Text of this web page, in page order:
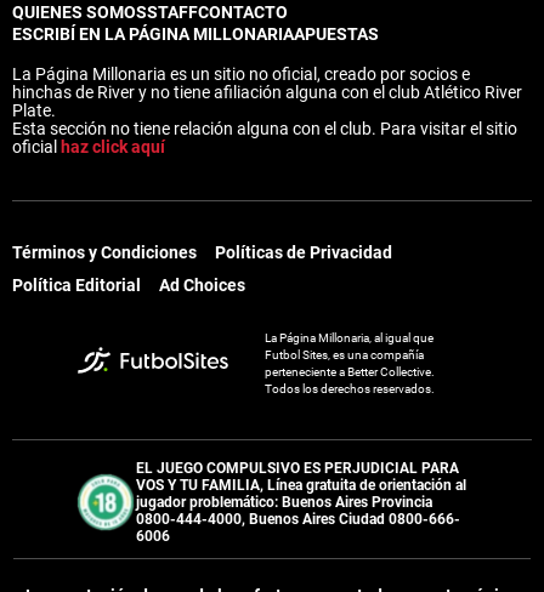
QUIENES SOMOSSTAFFCONTACTO
ESCRIBÍ EN LA PÁGINA MILLONARIAAPUESTAS
La Página Millonaria es un sitio no oficial, creado por socios e
hinchas de River y no tiene afiliación alguna con el club Atlético River
Plate.
Esta sección no tiene relación alguna con el club. Para visitar el sitio
oficial haz click aquí
Términos y Condiciones
Políticas de Privacidad
Política Editorial
Ad Choices
La Página Millonaria, al igual que
Futbol Sites, es una compañía
perteneciente a Better Collective.
Todos los derechos reservados.
EL JUEGO COMPULSIVO ES PERJUDICIAL PARA
VOS Y TU FAMILIA, Línea gratuita de orientación al
jugador problemático: Buenos Aires Provincia
0800-444-4000, Buenos Aires Ciudad 0800-666-
6006